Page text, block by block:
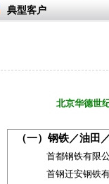
典型客户
北京华德世纪科
（一）钢铁／油田
首都钢铁有限
首钢迁安钢铁